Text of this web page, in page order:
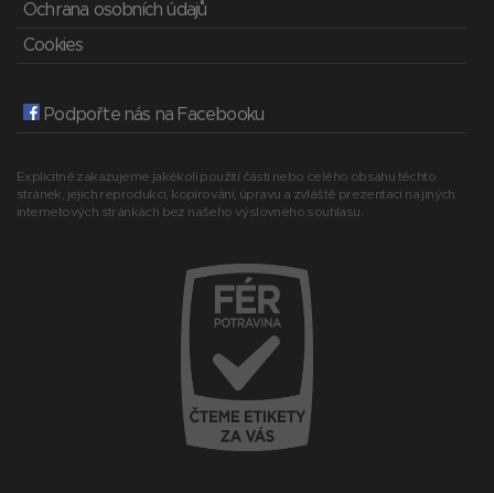
Ochrana osobních údajů
Cookies
Podpořte nás na Facebooku
Explicitně zakazujeme jakékoli použití části nebo celého obsahu těchto
stránek, jejich reprodukci, kopírování, úpravu a zvláště prezentaci na jiných
internetových stránkách bez našeho výslovného souhlasu.